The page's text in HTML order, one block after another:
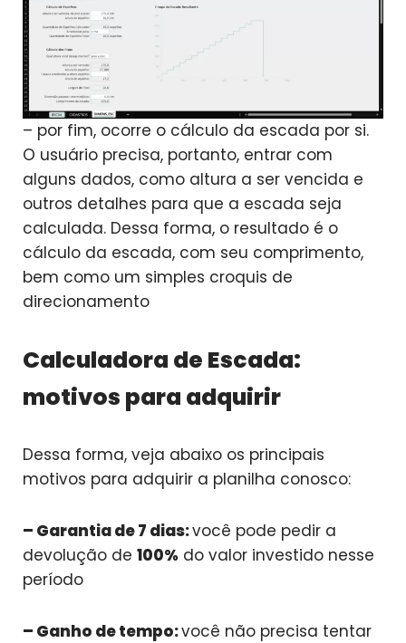
– por fim, ocorre o cálculo da escada por si.
O usuário precisa, portanto, entrar com
alguns dados, como altura a ser vencida e
outros detalhes para que a escada seja
calculada. Dessa forma, o resultado é o
cálculo da escada, com seu comprimento,
bem como um simples croquis de
direcionamento
Calculadora de Escada:
motivos para adquirir
Dessa forma, veja abaixo os principais
motivos para adquirir a planilha conosco:
– Garantia de 7 dias:você pode pedir a
devolução de 100% do valor investido nesse
período
– Ganho de tempo:você não precisa tentar